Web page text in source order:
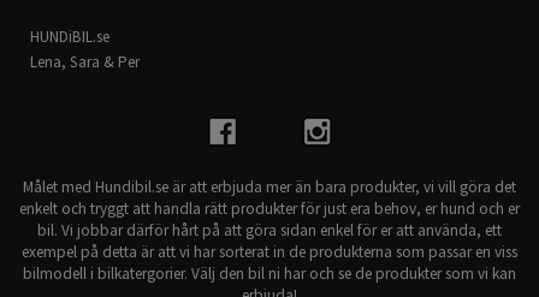
HUNDiBIL.se
Lena, Sara & Per
Målet med Hundibil.se är att erbjuda mer än bara produkter, vi vill göra det
enkelt och tryggt att handla rätt produkter för just era behov, er hund och er
bil. Vi jobbar därför hårt på att göra sidan enkel för er att använda, ett
exempel på detta är att vi har sorterat in de produkterna som passar en viss
bilmodell i bilkatergorier. Välj den bil ni har och se de produkter som vi kan